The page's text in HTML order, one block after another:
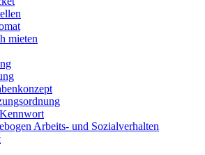
mieten
Arbeits- und Sozialverhalten